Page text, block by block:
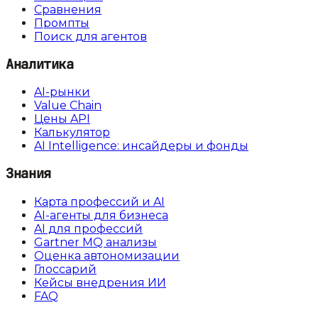
Сравнения
Промпты
Поиск для агентов
Аналитика
AI-рынки
Value Chain
Цены API
Калькулятор
AI Intelligence: инсайдеры и фонды
Знания
Карта профессий и AI
AI-агенты для бизнеса
AI для профессий
Gartner MQ анализы
Оценка автономизации
Глоссарий
Кейсы внедрения ИИ
FAQ